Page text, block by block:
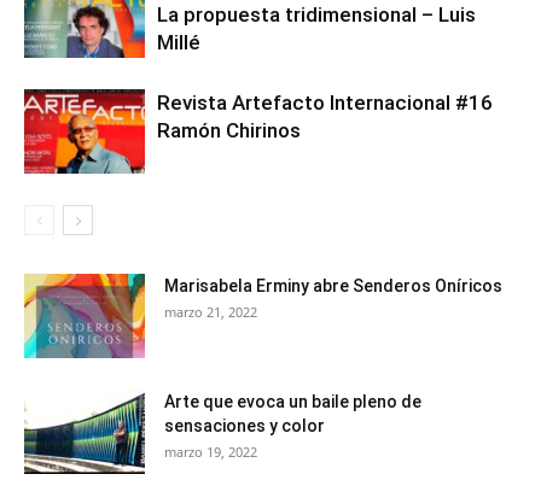
La propuesta tridimensional – Luis
Millé
Revista Artefacto Internacional #16
Ramón Chirinos
Marisabela Erminy abre Senderos Oníricos
marzo 21, 2022
Arte que evoca un baile pleno de
sensaciones y color
marzo 19, 2022